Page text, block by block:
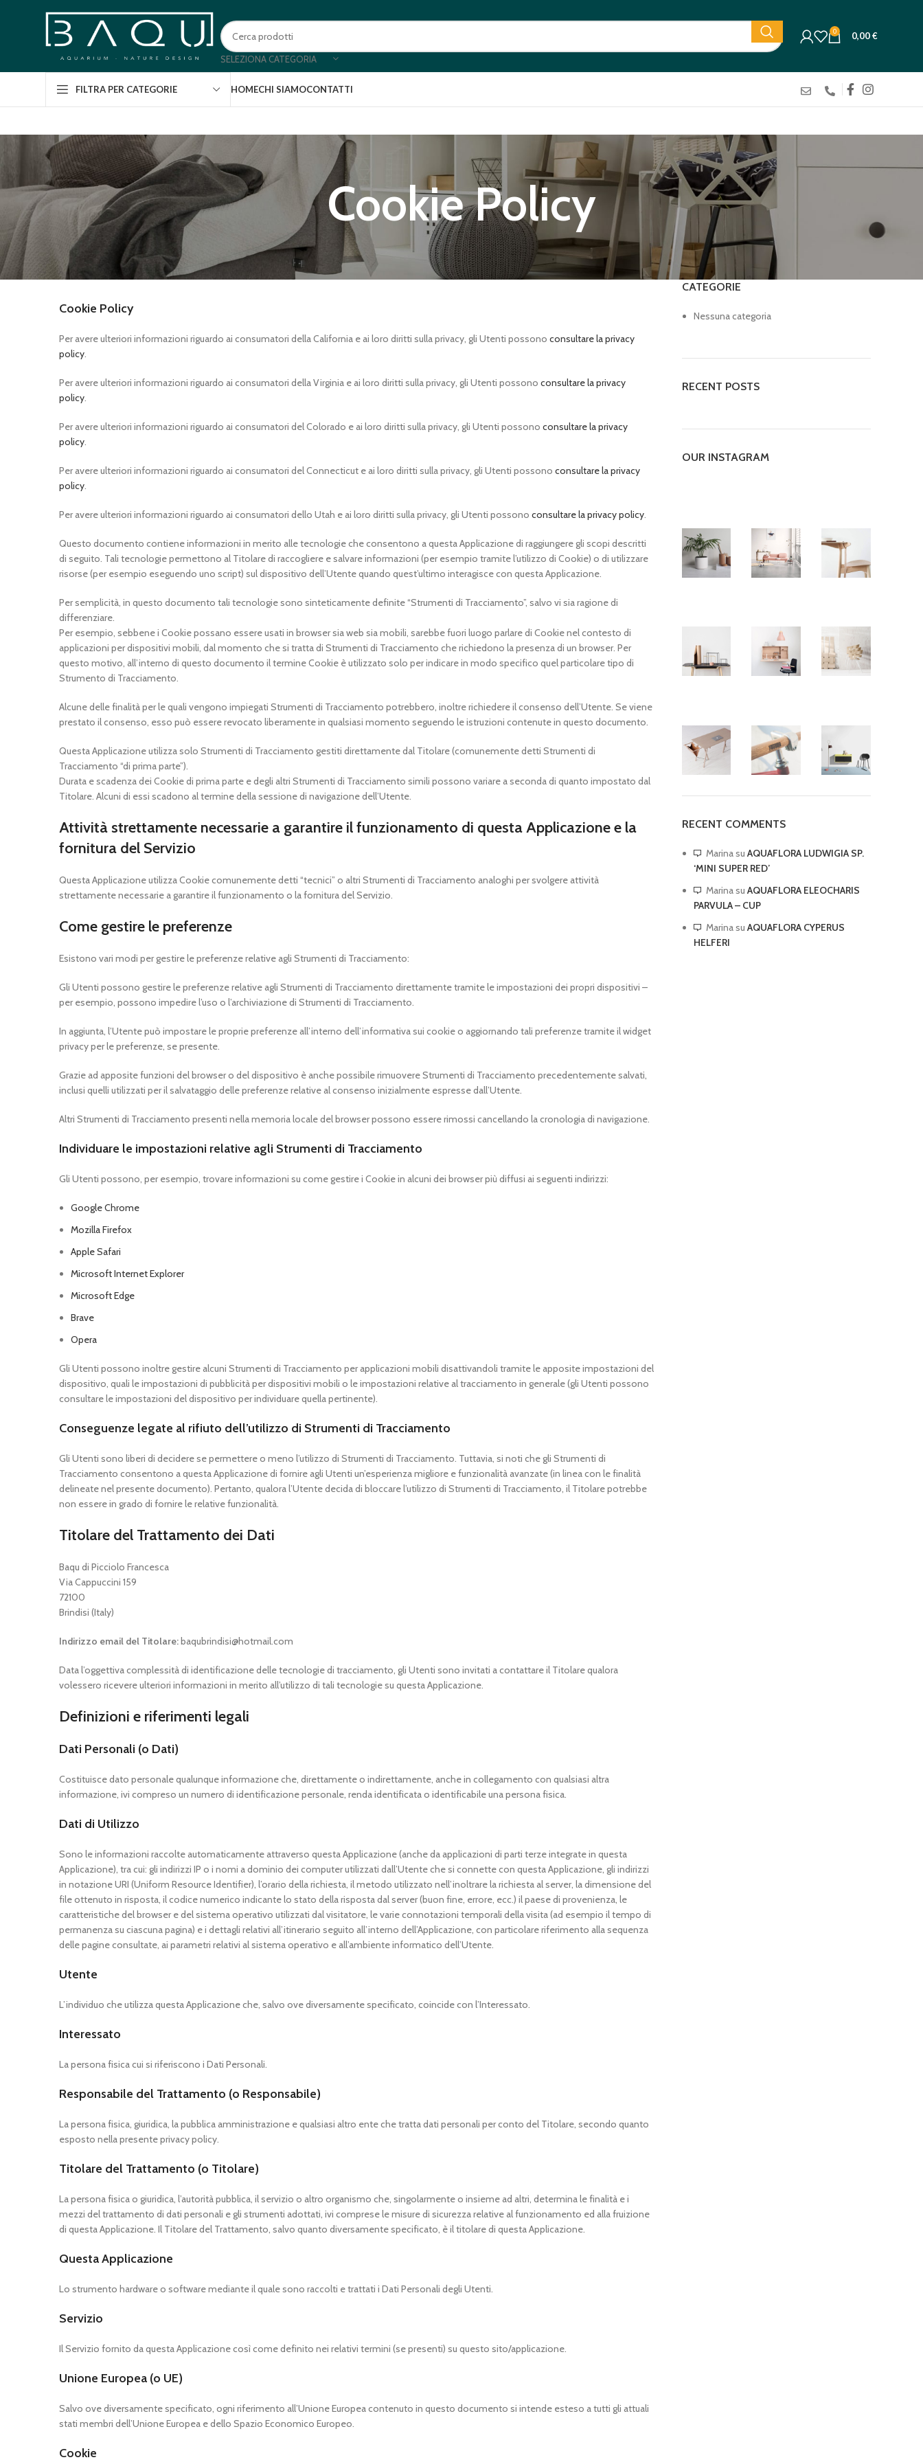
SELEZIONA CATEGORIA
0 0,00€
FILTRA PER CATEGORIE HOMECHI SIAMOCONTATTI
Cookie Policy
Cookie Policy
Per avere ulteriori informazioni riguardo ai consumatori della California e ai loro diritti sulla privacy, gli Utenti possono consultare la privacy
policy.
Per avere ulteriori informazioni riguardo ai consumatori della Virginia e ai loro diritti sulla privacy, gli Utenti possono consultare la privacy
policy.
Per avere ulteriori informazioni riguardo ai consumatori del Colorado e ai loro diritti sulla privacy, gli Utenti possono consultare la privacy
policy.
Per avere ulteriori informazioni riguardo ai consumatori del Connecticut e ai loro diritti sulla privacy, gli Utenti possono consultare la privacy
policy.
Per avere ulteriori informazioni riguardo ai consumatori dello Utah e ai loro diritti sulla privacy, gli Utenti possono consultare la privacy policy.
Questo documento contiene informazioni in merito alle tecnologie che consentono a questa Applicazione di raggiungere gli scopi descritti
di seguito. Tali tecnologie permettono al Titolare di raccogliere e salvare informazioni (per esempio tramite l’utilizzo di Cookie) o di utilizzare
risorse (per esempio eseguendo uno script) sul dispositivo dell’Utente quando quest’ultimo interagisce con questa Applicazione.
Per semplicità, in questo documento tali tecnologie sono sinteticamente definite “Strumenti di Tracciamento”, salvo vi sia ragione di
differenziare.
Per esempio, sebbene i Cookie possano essere usati in browser sia web sia mobili, sarebbe fuori luogo parlare di Cookie nel contesto di
applicazioni per dispositivi mobili, dal momento che si tratta di Strumenti di Tracciamento che richiedono la presenza di un browser. Per
questo motivo, all’interno di questo documento il termine Cookie è utilizzato solo per indicare in modo specifico quel particolare tipo di
Strumento di Tracciamento.
Alcune delle finalità per le quali vengono impiegati Strumenti di Tracciamento potrebbero, inoltre richiedere il consenso dell’Utente. Se viene
prestato il consenso, esso può essere revocato liberamente in qualsiasi momento seguendo le istruzioni contenute in questo documento.
Questa Applicazione utilizza solo Strumenti di Tracciamento gestiti direttamente dal Titolare (comunemente detti Strumenti di
Tracciamento “di prima parte”).
Durata e scadenza dei Cookie di prima parte e degli altri Strumenti di Tracciamento simili possono variare a seconda di quanto impostato dal
Titolare. Alcuni di essi scadono al termine della sessione di navigazione dell’Utente.
Attività strettamente necessarie a garantire il funzionamento di questa Applicazione e la
fornitura del Servizio
Questa Applicazione utilizza Cookie comunemente detti “tecnici” o altri Strumenti di Tracciamento analoghi per svolgere attività
strettamente necessarie a garantire il funzionamento o la fornitura del Servizio.
Come gestire le preferenze
Esistono vari modi per gestire le preferenze relative agli Strumenti di Tracciamento:
Gli Utenti possono gestire le preferenze relative agli Strumenti di Tracciamento direttamente tramite le impostazioni dei propri dispositivi –
per esempio, possono impedire l’uso o l’archiviazione di Strumenti di Tracciamento.
In aggiunta, l’Utente può impostare le proprie preferenze all’interno dell’informativa sui cookie o aggiornando tali preferenze tramite il widget
privacy per le preferenze, se presente.
Grazie ad apposite funzioni del browser o del dispositivo è anche possibile rimuovere Strumenti di Tracciamento precedentemente salvati,
inclusi quelli utilizzati per il salvataggio delle preferenze relative al consenso inizialmente espresse dall’Utente.
Altri Strumenti di Tracciamento presenti nella memoria locale del browser possono essere rimossi cancellando la cronologia di navigazione.
Individuare le impostazioni relative agli Strumenti di Tracciamento
Gli Utenti possono, per esempio, trovare informazioni su come gestire i Cookie in alcuni dei browser più diffusi ai seguenti indirizzi:
Google Chrome
Mozilla Firefox
Apple Safari
Microsoft Internet Explorer
Microsoft Edge
Brave
Opera
Gli Utenti possono inoltre gestire alcuni Strumenti di Tracciamento per applicazioni mobili disattivandoli tramite le apposite impostazioni del
dispositivo, quali le impostazioni di pubblicità per dispositivi mobili o le impostazioni relative al tracciamento in generale (gli Utenti possono
consultare le impostazioni del dispositivo per individuare quella pertinente).
Conseguenze legate al rifiuto dell’utilizzo di Strumenti di Tracciamento
Gli Utenti sono liberi di decidere se permettere o meno l’utilizzo di Strumenti di Tracciamento. Tuttavia, si noti che gli Strumenti di
Tracciamento consentono a questa Applicazione di fornire agli Utenti un’esperienza migliore e funzionalità avanzate (in linea con le finalità
delineate nel presente documento). Pertanto, qualora l’Utente decida di bloccare l’utilizzo di Strumenti di Tracciamento, il Titolare potrebbe
non essere in grado di fornire le relative funzionalità.
Titolare del Trattamento dei Dati
Baqu di Picciolo Francesca
Via Cappuccini 159
72100
Brindisi (Italy)
Indirizzo email del Titolare:baqubrindisi@hotmail.com
Data l’oggettiva complessità di identificazione delle tecnologie di tracciamento, gli Utenti sono invitati a contattare il Titolare qualora
volessero ricevere ulteriori informazioni in merito all’utilizzo di tali tecnologie su questa Applicazione.
Definizioni e riferimenti legali
Dati Personali (o Dati)
Costituisce dato personale qualunque informazione che, direttamente o indirettamente, anche in collegamento con qualsiasi altra
informazione, ivi compreso un numero di identificazione personale, renda identificata o identificabile una persona fisica.
Dati di Utilizzo
Sono le informazioni raccolte automaticamente attraverso questa Applicazione (anche da applicazioni di parti terze integrate in questa
Applicazione), tra cui: gli indirizzi IP o i nomi a dominio dei computer utilizzati dall’Utente che si connette con questa Applicazione, gli indirizzi
in notazione URI (Uniform Resource Identifier), l’orario della richiesta, il metodo utilizzato nell’inoltrare la richiesta al server, la dimensione del
file ottenuto in risposta, il codice numerico indicante lo stato della risposta dal server (buon fine, errore, ecc.) il paese di provenienza, le
caratteristiche del browser e del sistema operativo utilizzati dal visitatore, le varie connotazioni temporali della visita (ad esempio il tempo di
permanenza su ciascuna pagina) e i dettagli relativi all’itinerario seguito all’interno dell’Applicazione, con particolare riferimento alla sequenza
delle pagine consultate, ai parametri relativi al sistema operativo e all’ambiente informatico dell’Utente.
Utente
L’individuo che utilizza questa Applicazione che, salvo ove diversamente specificato, coincide con l’Interessato.
Interessato
La persona fisica cui si riferiscono i Dati Personali.
Responsabile del Trattamento (o Responsabile)
La persona fisica, giuridica, la pubblica amministrazione e qualsiasi altro ente che tratta dati personali per conto del Titolare, secondo quanto
esposto nella presente privacy policy.
Titolare del Trattamento (o Titolare)
La persona fisica o giuridica, l’autorità pubblica, il servizio o altro organismo che, singolarmente o insieme ad altri, determina le finalità e i
mezzi del trattamento di dati personali e gli strumenti adottati, ivi comprese le misure di sicurezza relative al funzionamento ed alla fruizione
di questa Applicazione. Il Titolare del Trattamento, salvo quanto diversamente specificato, è il titolare di questa Applicazione.
Questa Applicazione
Lo strumento hardware o software mediante il quale sono raccolti e trattati i Dati Personali degli Utenti.
Servizio
Il Servizio fornito da questa Applicazione così come definito nei relativi termini (se presenti) su questo sito/applicazione.
Unione Europea (o UE)
Salvo ove diversamente specificato, ogni riferimento all’Unione Europea contenuto in questo documento si intende esteso a tutti gli attuali
stati membri dell’Unione Europea e dello Spazio Economico Europeo.
Cookie
CATEGORIE
Nessuna categoria
RECENT POSTS
OUR INSTAGRAM
RECENT COMMENTS
Marinasu AQUAFLORA LUDWIGIA SP.
‘MINI SUPER RED’
Marinasu AQUAFLORA ELEOCHARIS
PARVULA – CUP
Marinasu AQUAFLORA CYPERUS
HELFERI